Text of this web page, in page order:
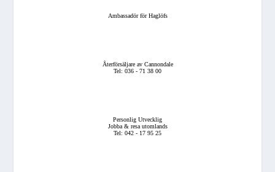
Ambassadör för Haglöfs
Återförsäljare av Cannondale
Tel: 036 - 71 38 00
Personlig Utvecklig
Jobba & resa utomlands
Tel: 042 - 17 95 25